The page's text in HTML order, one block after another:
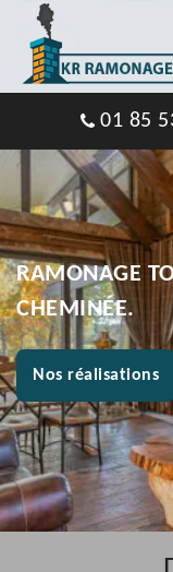
01 85
RAMONAGE
CHEMINÉE.
Nos réalisations